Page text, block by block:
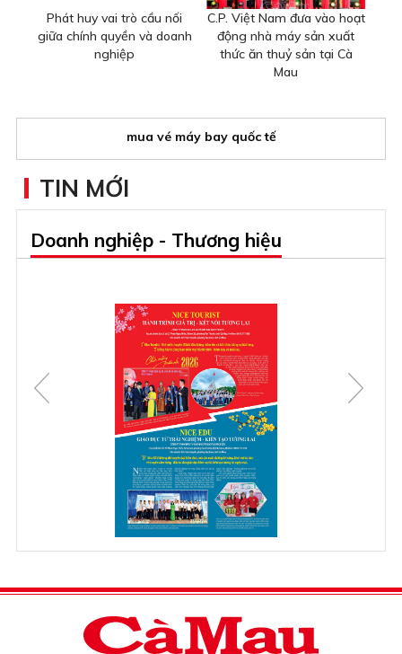
Phát huy vai trò cầu nối
giữa chính quyền và doanh
nghiệp
C.P. Việt Nam đưa vào hoạt
động nhà máy sản xuất
thức ăn thuỷ sản tại Cà
Mau
mua vé máy bay quốc tế
TIN MỚI
Doanh nghiệp - Thương hiệu